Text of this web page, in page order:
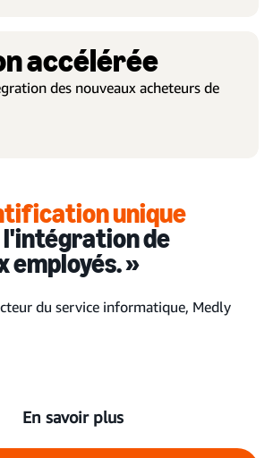
accélérée
des nouveaux acheteurs de
unique
de
employés. »
du service informatique, Medly
En savoir plus